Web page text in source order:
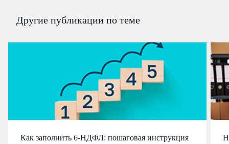
Другие публикации по теме
Как заполнить 6-НДФЛ: пошаговая инструкция